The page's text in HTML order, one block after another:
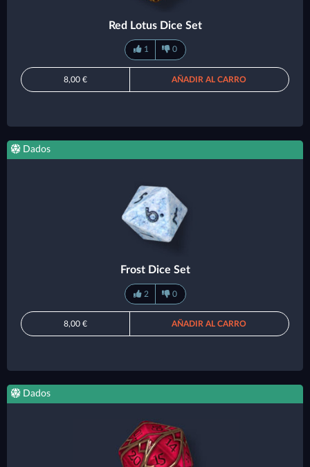
Red Lotus Dice Set
1 0
8,00 € AÑADIR AL CARRO
Dados
Frost Dice Set
2 0
8,00 € AÑADIR AL CARRO
Dados